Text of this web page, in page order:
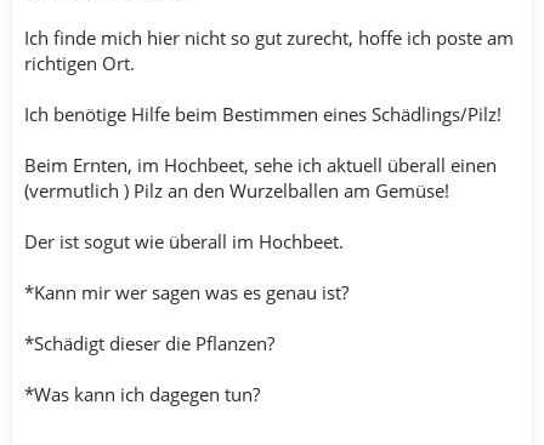
Ich finde mich hier nicht so gut zurecht, hoffe ich poste am
richtigen Ort.
Ich benötige Hilfe beim Bestimmen eines Schädlings/Pilz!
Beim Ernten, im Hochbeet, sehe ich aktuell überall einen
(vermutlich ) Pilz an den Wurzelballen am Gemüse!
Der ist sogut wie überall im Hochbeet.
*Kann mir wer sagen was es genau ist?
*Schädigt dieser die Pflanzen?
*Was kann ich dagegen tun?